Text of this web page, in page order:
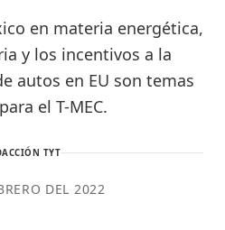
en materia energética,
y los incentivos a la
autos en EU son temas
el T-MEC.
TYT
DEL 2022